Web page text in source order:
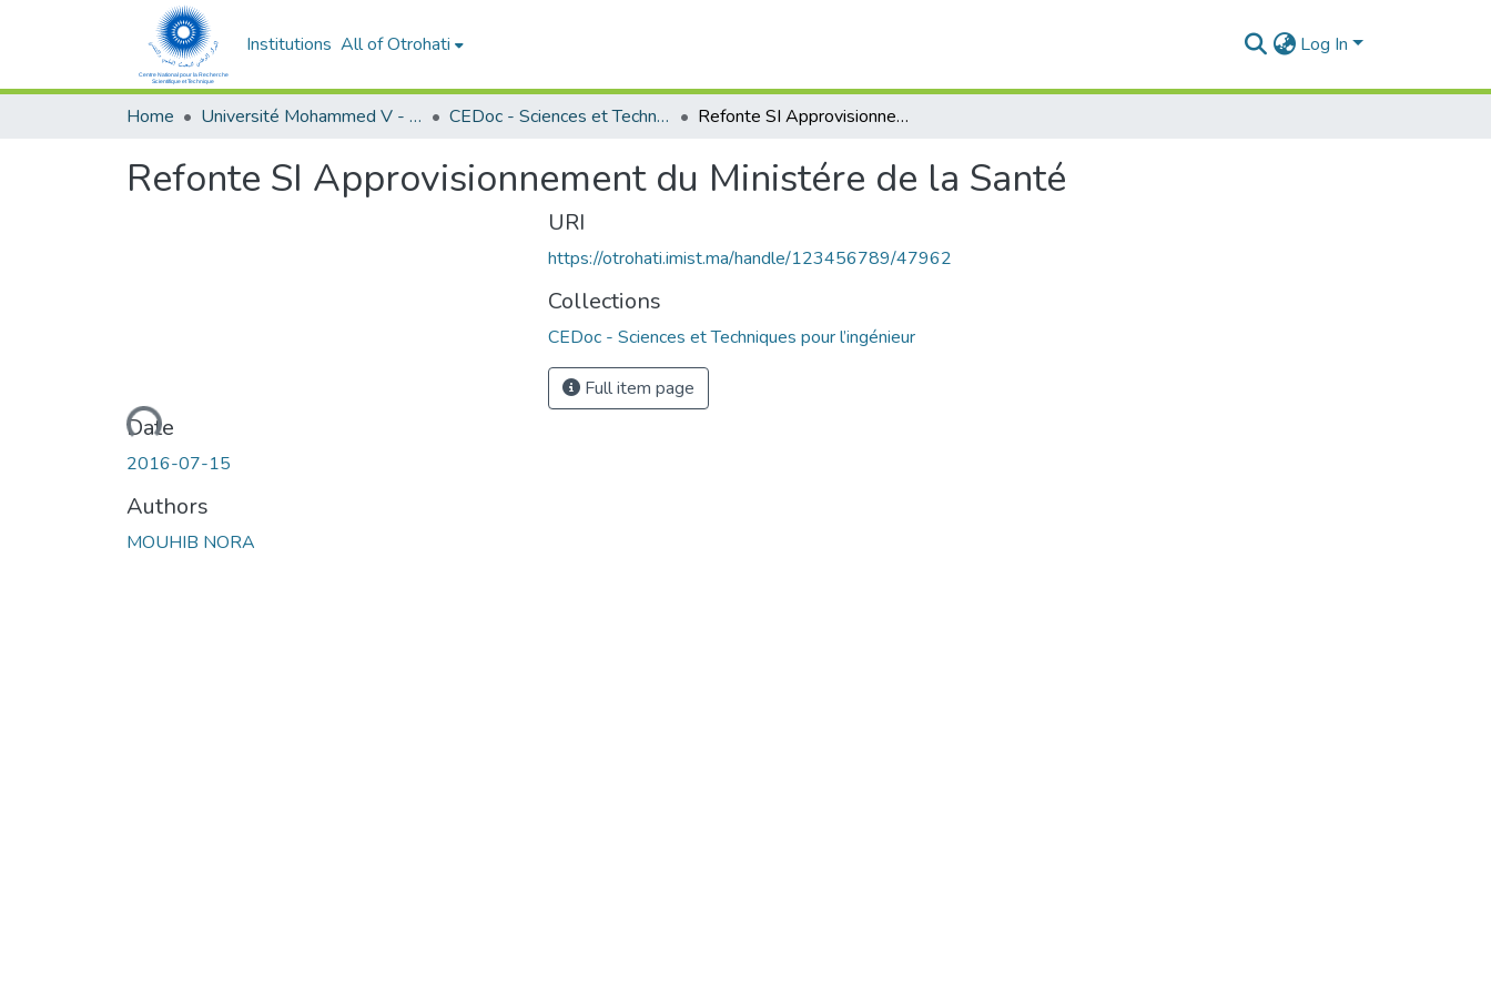
Institutions All of Otrohati Log In
Home Université Mohammed V - Rabat CEDoc - Sciences et Techniques pour l’ingénieur Refonte SI Approvisionnement du Ministére de la Santé
Refonte SI Approvisionnement du Ministére de la Santé
Loading...
Date
2016-07-15
Authors
MOUHIB NORA
URI
https://otrohati.imist.ma/handle/123456789/47962
Collections
CEDoc - Sciences et Techniques pour l’ingénieur
Full item page